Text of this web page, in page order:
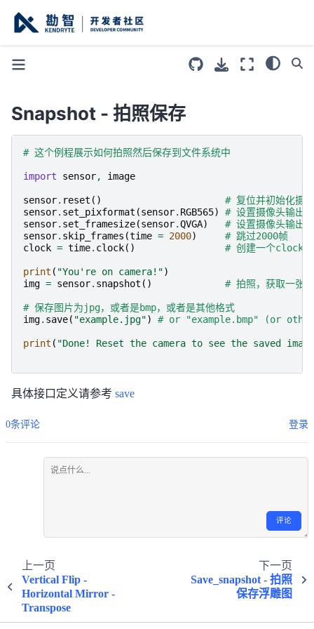
Snapshot - 拍照保存
# 这个例程展示如何拍照然后保存到文件系统中
import sensor, image
sensor. reset ()
# 复位并初始化摄
sensor. set_pixformat (sensor. RGB565)
# 设置摄像头输出格
sensor. set_framesize(sensor.QVGA)
# 设置摄像头输出
sensor. skip_frames (time = 2000)
# 跳过2000帧
clock = time. clock() # 创建一个clock对
print ( "You're on camera!")
img = sensor. snapshot () # 拍照，获取一张
# 保存图片为jpg，或者是bmp，或者是其他格式
img. save( "example.jpg") # or "example.bmp" (or
print ( "Done! Reset the camera to see the saved
具体接口定义请参考 save
0条评论 登录
评论
上一页
Vertical Flip -
Horizontal Mirror -
Transpose
下一页
Save_snapshot - 拍照
保存浮雕图